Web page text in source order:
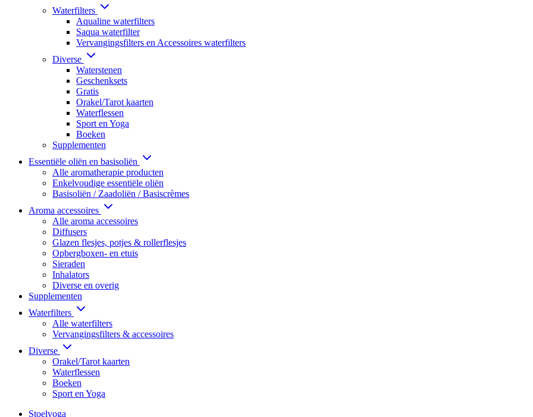
Waterfilters
Aqualine waterfilters
Saqua waterfilter
Vervangingsfilters en Accessoires waterfilters
Diverse
Waterstenen
Geschenksets
Gratis
Orakel/Tarot kaarten
Waterflessen
Sport en Yoga
Boeken
Supplementen
Essentiële oliën en basisoliën
Alle aromatherapie producten
Enkelvoudige essentiële oliën
Basisoliën / Zaadoliën / Basiscrèmes
Aroma accessoires
Alle aroma accessoires
Diffusers
Glazen flesjes, potjes & rollerflesjes
Opbergboxen- en etuis
Sieraden
Inhalators
Diverse en overig
Supplementen
Waterfilters
Alle waterfilters
Vervangingsfilters & accessoires
Diverse
Orakel/Tarot kaarten
Waterflessen
Boeken
Sport en Yoga
Stoelyoga